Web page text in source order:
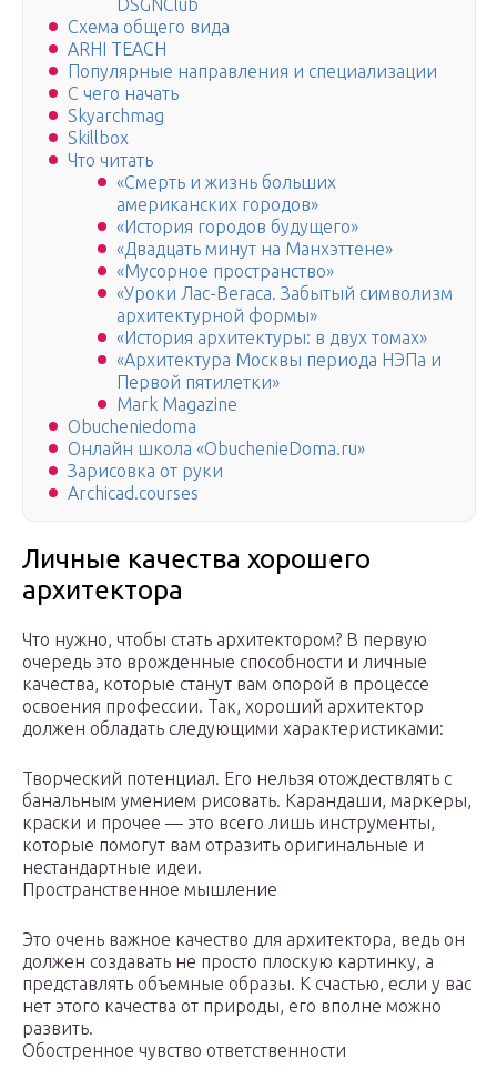
DSGNClub
Схема общего вида
ARHI TEACH
Популярные направления и специализации
С чего начать
Skyarchmag
Skillbox
Что читать
«Смерть и жизнь больших
американских городов»
«История городов будущего»
«Двадцать минут на Манхэттене»
«Мусорное пространство»
«Уроки Лас-Вегаса. Забытый символизм
архитектурной формы»
«История архитектуры: в двух томах»
«Архитектура Москвы периода НЭПа и
Первой пятилетки»
Mark Magazine
Obucheniedoma
Онлайн школа «ObuchenieDoma.ru»
Зарисовка от руки
Аrchicad.courses
Личные качества хорошего
архитектора
Что нужно, чтобы стать архитектором? В первую
очередь это врожденные способности и личные
качества, которые станут вам опорой в процессе
освоения профессии. Так, хороший архитектор
должен обладать следующими характеристиками:
Творческий потенциал. Его нельзя отождествлять с
банальным умением рисовать. Карандаши, маркеры,
краски и прочее — это всего лишь инструменты,
которые помогут вам отразить оригинальные и
нестандартные идеи.
Пространственное мышление
Это очень важное качество для архитектора, ведь он
должен создавать не просто плоскую картинку, а
представлять объемные образы. К счастью, если у вас
нет этого качества от природы, его вполне можно
развить.
Обостренное чувство ответственности